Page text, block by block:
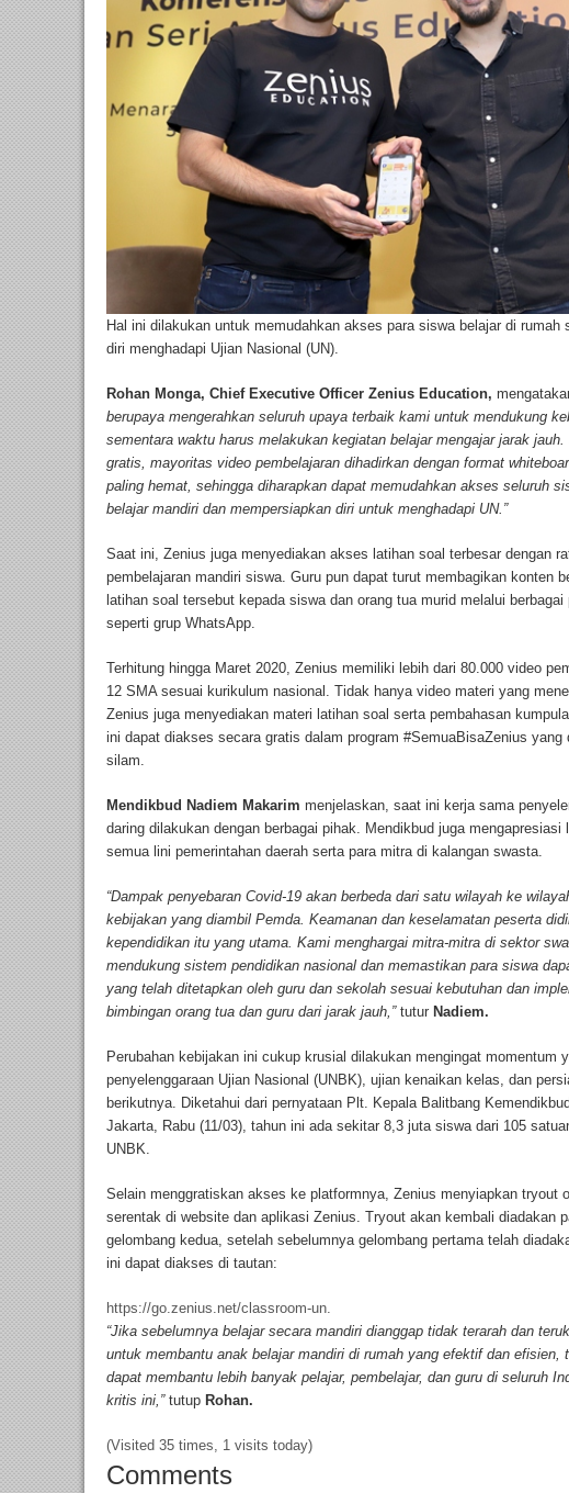
Hal ini dilakukan untuk memudahkan akses para siswa belajar di rumah
diri menghadapi Ujian Nasional (UN).
Rohan Monga, Chief Executive Officer Zenius Education,
berupaya mengerahkan seluruh upaya terbaik kami untuk mendukung
sementara waktu harus melakukan kegiatan belajar mengajar jarak
gratis, mayoritas video pembelajaran dihadirkan dengan format
paling hemat, sehingga diharapkan dapat memudahkan akses seluruh
belajar mandiri dan mempersiapkan diri untuk menghadapi UN.”
Saat ini, Zenius juga menyediakan akses latihan soal terbesar dengan
pembelajaran mandiri siswa. Guru pun dapat turut membagikan konten
latihan soal tersebut kepada siswa dan orang tua murid melalui
seperti grup WhatsApp.
Terhitung hingga Maret 2020, Zenius memiliki lebih dari 80.000 video
12 SMA sesuai kurikulum nasional. Tidak hanya video materi yang
Zenius juga menyediakan materi latihan soal serta pembahasan
ini dapat diakses secara gratis dalam program #SemuaBisaZenius yang
silam.
Mendikbud Nadiem Makarim menjelaskan, saat ini kerja sama
daring dilakukan dengan berbagai pihak. Mendikbud juga
semua lini pemerintahan daerah serta para mitra di kalangan swasta.
“Dampak penyebaran Covid-19 akan berbeda dari satu wilayah ke
kebijakan yang diambil Pemda. Keamanan dan keselamatan peserta
kependidikan itu yang utama. Kami menghargai mitra-mitra di sektor
mendukung sistem pendidikan nasional dan memastikan para siswa
yang telah ditetapkan oleh guru dan sekolah sesuai kebutuhan dan
bimbingan orang tua dan guru dari jarak jauh,” tutur Nadiem.
Perubahan kebijakan ini cukup krusial dilakukan mengingat momentum
penyelenggaraan Ujian Nasional (UNBK), ujian kenaikan kelas, dan
berikutnya. Diketahui dari pernyataan Plt. Kepala Balitbang
Jakarta, Rabu (11/03), tahun ini ada sekitar 8,3 juta siswa dari 105
UNBK.
Selain menggratiskan akses ke platformnya, Zenius menyiapkan tryout
serentak di website dan aplikasi Zenius. Tryout akan kembali diadakan
gelombang kedua, setelah sebelumnya gelombang pertama telah
ini dapat diakses di tautan:
https://go.zenius.net/classroom-un.
“Jika sebelumnya belajar secara mandiri dianggap tidak terarah dan
untuk membantu anak belajar mandiri di rumah yang efektif dan efisien,
dapat membantu lebih banyak pelajar, pembelajar, dan guru di seluruh
kritis ini,”tutup Rohan.
(Visited 35 times, 1 visits today)
Comments